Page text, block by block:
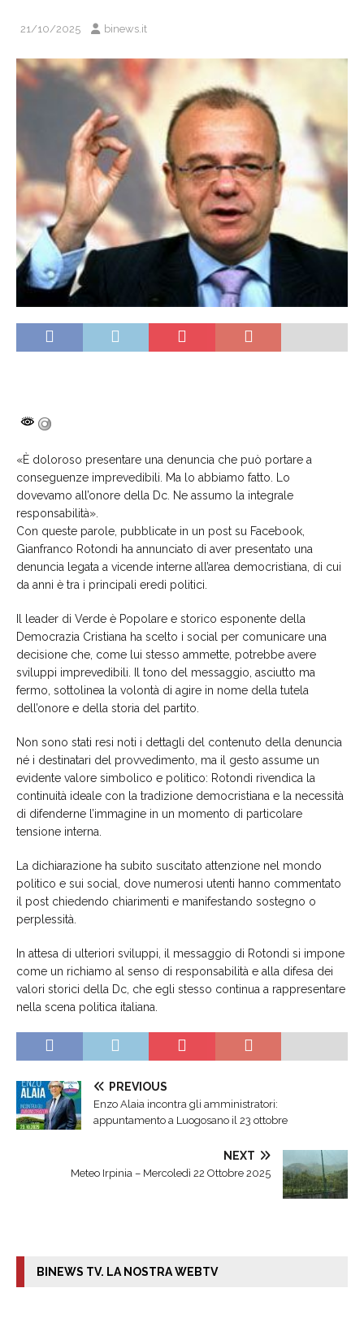
21/10/2025 binews.it
«È doloroso presentare una denuncia che può portare a
conseguenze imprevedibili. Ma lo abbiamo fatto. Lo
dovevamo all’onore della Dc. Ne assumo la integrale
responsabilità».
Con queste parole, pubblicate in un post su Facebook,
Gianfranco Rotondi ha annunciato di aver presentato una
denuncia legata a vicende interne all’area democristiana, di cui
da anni è tra i principali eredi politici.
Il leader di Verde è Popolare e storico esponente della
Democrazia Cristiana ha scelto i social per comunicare una
decisione che, come lui stesso ammette, potrebbe avere
sviluppi imprevedibili. Il tono del messaggio, asciutto ma
fermo, sottolinea la volontà di agire in nome della tutela
dell’onore e della storia del partito.
Non sono stati resi noti i dettagli del contenuto della denuncia
né i destinatari del provvedimento, ma il gesto assume un
evidente valore simbolico e politico: Rotondi rivendica la
continuità ideale con la tradizione democristiana e la necessità
di difenderne l’immagine in un momento di particolare
tensione interna.
La dichiarazione ha subito suscitato attenzione nel mondo
politico e sui social, dove numerosi utenti hanno commentato
il post chiedendo chiarimenti e manifestando sostegno o
perplessità.
In attesa di ulteriori sviluppi, il messaggio di Rotondi si impone
come un richiamo al senso di responsabilità e alla difesa dei
valori storici della Dc, che egli stesso continua a rappresentare
nella scena politica italiana.
PREVIOUS
Enzo Alaia incontra gli amministratori:
appuntamento a Luogosano il 23 ottobre
NEXT
Meteo Irpinia – Mercoledì 22 Ottobre 2025
BINEWS TV. LA NOSTRA WEBTV